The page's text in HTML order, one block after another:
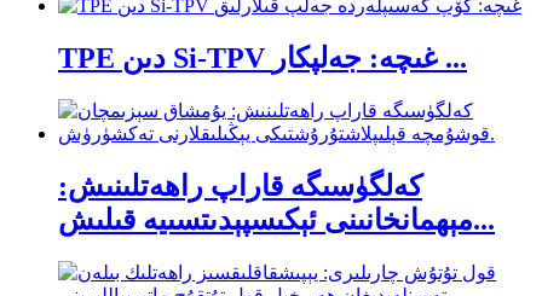
TPE دىن Si-TPV غىچە: جەلپكار ...
كەلگۈسىگە قاراپ راھەتلىنىش:
مېھمانخانىنى ئېكىسپېدىتسىيە قىلىش...